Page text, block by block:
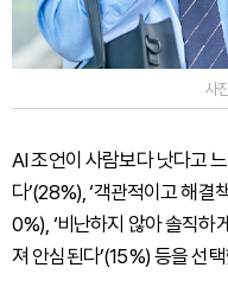
사
AI 조언이 사람보다 낫다고
다’(28%), ‘객관적이고 해결
0%), ‘비난하지 않아 솔직하
져 안심된다’(15%) 등을 선